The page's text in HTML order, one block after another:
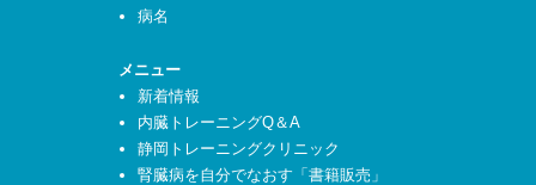
病名
メニュー
新着情報
内臓トレーニングQ＆A
静岡トレーニングクリニック
腎臓病を自分でなおす「書籍販売」